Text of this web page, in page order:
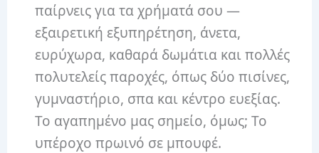
παίρνεις για τα χρήματά σου —
εξαιρετική εξυπηρέτηση, άνετα,
ευρύχωρα, καθαρά δωμάτια και πολλές
πολυτελείς παροχές, όπως δύο πισίνες,
γυμναστήριο, σπα και κέντρο ευεξίας.
Το αγαπημένο μας σημείο, όμως; Το
υπέροχο πρωινό σε μπουφέ.